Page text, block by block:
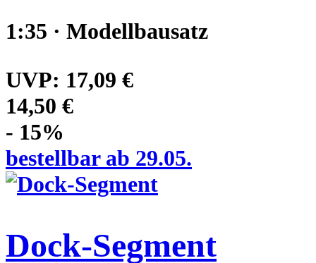
1:35 · Modellbausatz
UVP: 17,09 €
14,50 €
- 15%
bestellbar ab 29.05.
Dock-Segment